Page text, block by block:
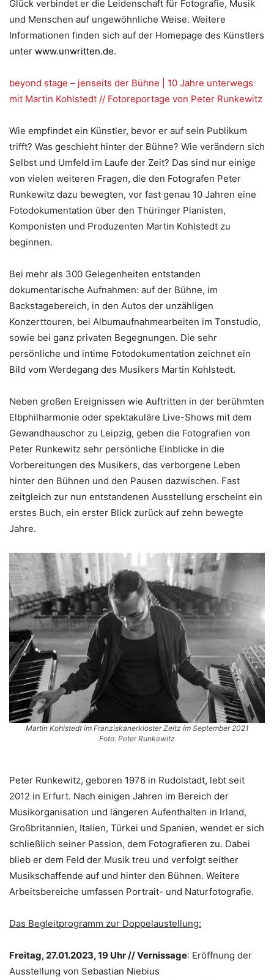
Glück verbindet er die Leidenschaft für Fotografie, Musik
und Menschen auf ungewöhnliche Weise. Weitere
Informationen finden sich auf der Homepage des Künstlers
unter www.unwritten.de.
beyond stage – jenseits der Bühne | 10 Jahre unterwegs
mit Martin Kohlstedt // Fotoreportage von Peter Runkewitz
Wie empfindet ein Künstler, bevor er auf sein Publikum
trifft? Was geschieht hinter der Bühne? Wie verändern sich
Selbst und Umfeld im Laufe der Zeit? Das sind nur einige
von vielen weiteren Fragen, die den Fotografen Peter
Runkewitz dazu bewegten, vor fast genau 10 Jahren eine
Fotodokumentation über den Thüringer Pianisten,
Komponisten und Produzenten Martin Kohlstedt zu
beginnen.
Bei mehr als 300 Gelegenheiten entstanden
dokumentarische Aufnahmen: auf der Bühne, im
Backstagebereich, in den Autos der unzähligen
Konzerttouren, bei Albumaufnahmearbeiten im Tonstudio,
sowie bei ganz privaten Begegnungen. Die sehr
persönliche und intime Fotodokumentation zeichnet ein
Bild vom Werdegang des Musikers Martin Kohlstedt.
Neben großen Ereignissen wie Auftritten in der berühmten
Elbphilharmonie oder spektakuläre Live-Shows mit dem
Gewandhauschor zu Leipzig, geben die Fotografien von
Peter Runkewitz sehr persönliche Einblicke in die
Vorbereitungen des Musikers, das verborgene Leben
hinter den Bühnen und den Pausen dazwischen. Fast
zeitgleich zur nun entstandenen Ausstellung erscheint ein
erstes Buch, ein erster Blick zurück auf zehn bewegte
Jahre.
Martin Kohlstedt im Franziskanerkloster Zeitz im September 2021
Foto: Peter Runkewitz
Peter Runkewitz, geboren 1976 in Rudolstadt, lebt seit
2012 in Erfurt. Nach einigen Jahren im Bereich der
Musikorganisation und längeren Aufenthalten in Irland,
Großbritannien, Italien, Türkei und Spanien, wendet er sich
schließlich seiner Passion, dem Fotografieren zu. Dabei
blieb er dem Feld der Musik treu und verfolgt seither
Musikschaffende auf und hinter den Bühnen. Weitere
Arbeitsbereiche umfassen Portrait- und Naturfotografie.
Das Begleitprogramm zur Doppelaustellung:
Freitag, 27.01.2023, 19 Uhr // Vernissage: Eröffnung der
Ausstellung von Sebastian Niebius